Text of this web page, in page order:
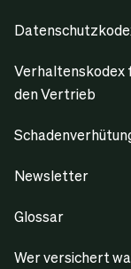
Verhaltenskodex
den Vertrieb
Newsletter
Glossar
Wer versichert